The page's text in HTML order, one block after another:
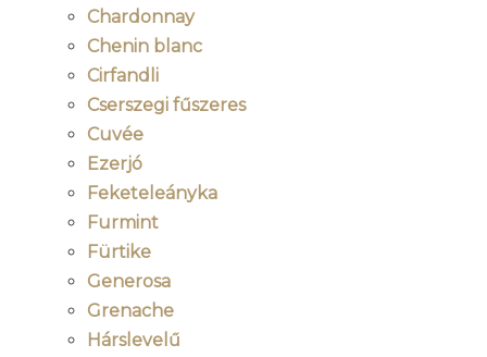
Chardonnay
Chenin blanc
Cirfandli
Cserszegi fűszeres
Cuvée
Ezerjó
Feketeleányka
Furmint
Fürtike
Generosa
Grenache
Hárslevelű